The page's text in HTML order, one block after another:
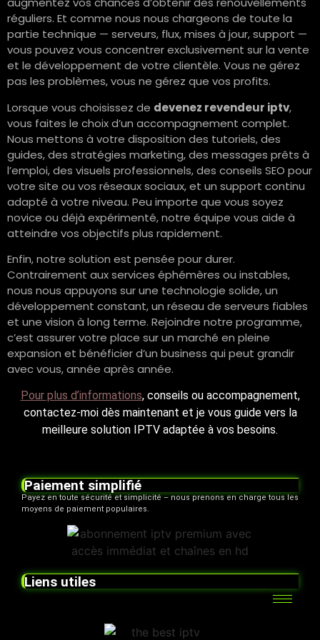
réguliers. Et comme nous nous chargeons de toute la
partie technique — serveurs, flux, mises à jour, support —
vous pouvez vous concentrer exclusivement sur la vente
et le développement de votre clientèle. Vous ne gérez
pas les problèmes, vous ne gérez que vos profits.
Lorsque vous choisissez de devenez revendeur iptv,
vous faites le choix d’un accompagnement complet.
Nous mettons à votre disposition des tutoriels, des
guides, des stratégies marketing, des messages prêts à
l’emploi, des visuels professionnels, des conseils SEO pour
votre site ou vos réseaux sociaux, et un support continu
adapté à votre niveau. Peu importe que vous soyez
novice ou déjà expérimenté, notre équipe vous aide à
atteindre vos objectifs plus rapidement.
Enfin, notre solution est pensée pour durer.
Contrairement aux services éphémères ou instables,
nous nous appuyons sur une technologie solide, un
développement constant, un réseau de serveurs fiables
et une vision à long terme. Rejoindre notre programme,
c’est assurer votre place sur un marché en pleine
expansion et bénéficier d’un business qui peut grandir
avec vous, année après année.
Pour plus d’informations, conseils ou accompagnement,
contactez-moi dès maintenant et je vous guide vers la
meilleure solution IPTV adaptée à vos besoins.
Liens utiles
Paiement simplifié
Payez en toute sécurité et simplicité – nous prenons en charge tous les
moyens de paiement populaires.